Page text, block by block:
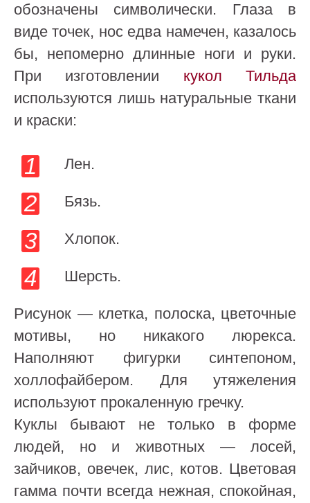
обозначены символически. Глаза в
виде точек, нос едва намечен, казалось
бы, непомерно длинные ноги и руки.
При изготовлении кукол Тильда
используются лишь натуральные ткани
и краски:
Лен.
Бязь.
Хлопок.
Шерсть.
Рисунок — клетка, полоска, цветочные
мотивы, но никакого люрекса.
Наполняют фигурки синтепоном,
холлофайбером. Для утяжеления
используют прокаленную гречку.
Куклы бывают не только в форме
людей, но и животных — лосей,
зайчиков, овечек, лис, котов. Цветовая
гамма почти всегда нежная, спокойная,